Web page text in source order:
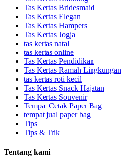
Tas Kertas Bridesmaid
Tas Kertas Elegan
Tas Kertas Hampers
Tas Kertas Jogja
tas kertas natal
tas kertas online
Tas Kertas Pendidikan
Tas Kertas Ramah Lingkungan
tas kertas roti kecil
Tas Kertas Snack Hajatan
Tas Kertas Souvenir
Tempat Cetak Paper Bag
tempat jual paper bag
Tips
Tips & Trik
Tentang kami